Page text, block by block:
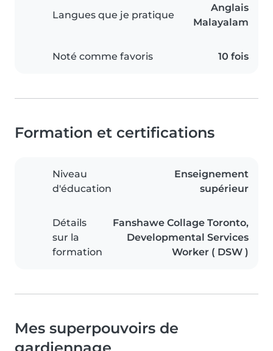
Langues que je pratique
Anglais
Malayalam
Noté comme favoris 10 fois
Formation et certifications
Niveau
d'éducation
Enseignement
supérieur
Détails
sur la
formation
Fanshawe Collage Toronto,
Developmental Services
Worker ( DSW )
Mes superpouvoirs de